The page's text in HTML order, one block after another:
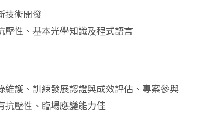
技術開發
性、基本光學知識及程式語言
護、訓練發展認證與成效評估、專案參與
抗壓性、臨場應變能力佳